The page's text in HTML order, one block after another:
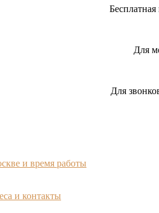
Для
Для
и время работы
и контакты